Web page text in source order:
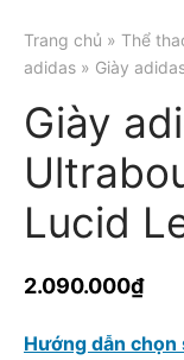
Trang chủ » Thể
adidas » Giày
Giày
Lucid
2.090.000₫
Hướng dẫn chọn